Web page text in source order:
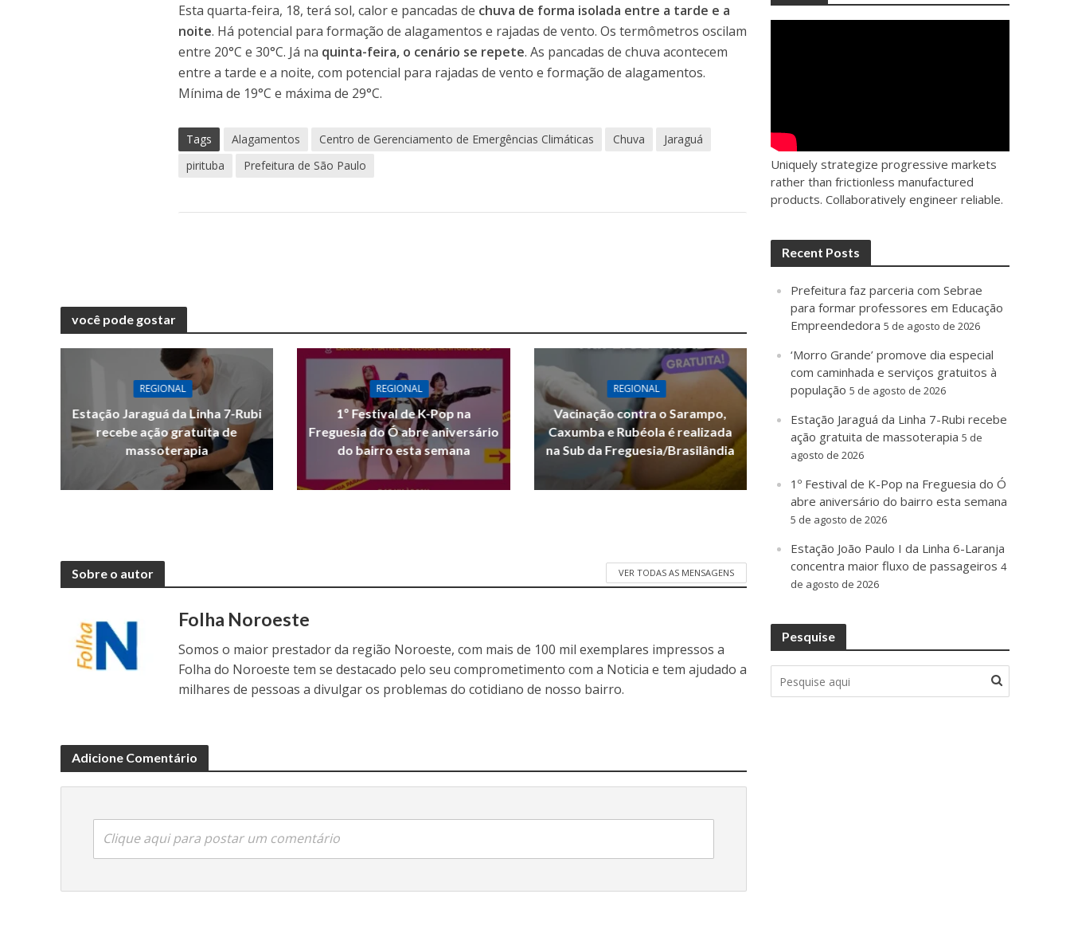
Esta quarta-feira, 18, terá sol, calor e pancadas de chuva de forma isolada entre a tarde e a
noite. Há potencial para formação de alagamentos e rajadas de vento. Os termômetros oscilam
entre 20°C e 30°C. Já na quinta-feira, o cenário se repete. As pancadas de chuva acontecem
entre a tarde e a noite, com potencial para rajadas de vento e formação de alagamentos.
Mínima de 19°C e máxima de 29°C.
Tags Alagamentos Centro de Gerenciamento de Emergências Climáticas Chuva
Jaraguá
pirituba
Prefeitura de São Paulo
você pode gostar
REGIONAL
Estação Jaraguá da Linha 7-Rubi
recebe ação gratuita de
massoterapia
REGIONAL
1º Festival de K-Pop na
Freguesia do Ó abre aniversário
do bairro esta semana
REGIONAL
Vacinação contra o Sarampo,
Caxumba e Rubéola é realizada
na Sub da Freguesia/Brasilândia
Sobre o autor VER TODAS AS MENSAGENS
Folha Noroeste
Somos o maior prestador da região Noroeste, com mais de 100 mil exemplares impressos a
Folha do Noroeste tem se destacado pelo seu comprometimento com a Noticia e tem ajudado a
milhares de pessoas a divulgar os problemas do cotidiano de nosso bairro.
Adicione Comentário
Clique aqui para postar um comentário
Uniquely strategize progressive markets
rather than frictionless manufactured
products. Collaboratively engineer reliable.
Recent Posts
Prefeitura faz parceria com Sebrae
para formar professores em Educação
Empreendedora 5 de agosto de 2026
‘Morro Grande’ promove dia especial
com caminhada e serviços gratuitos à
população 5 de agosto de 2026
Estação Jaraguá da Linha 7-Rubi recebe
ação gratuita de massoterapia 5 de
agosto de 2026
1º Festival de K-Pop na Freguesia do Ó
abre aniversário do bairro esta semana
5 de agosto de 2026
Estação João Paulo I da Linha 6-Laranja
concentra maior fluxo de passageiros 4
de agosto de 2026
Pesquise